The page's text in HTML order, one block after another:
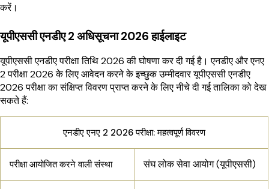
करें।
यूपीएससी एनडीए 2 अधिसूचना 2026 हाईलाइट
यूपीएससी एनडीए परीक्षा तिथि 2026 की घोषणा कर दी गई है। एनडीए और एनए
2 परीक्षा 2026 के लिए आवेदन करने के इच्छुक उम्मीदवार यूपीएससी एनडीए
2026 परीक्षा का संक्षिप्त विवरण प्राप्त करने के लिए नीचे दी गई तालिका को देख
सकते हैं:
एनडीए एनए 2 2026 परीक्षा: महत्वपूर्ण विवरण
परीक्षा आयोजित करने वाली संस्था संघ लोक सेवा आयोग (यूपीएससी)